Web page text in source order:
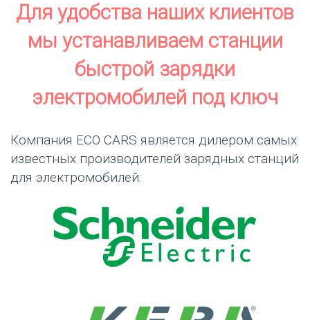
Для удобства наших клиентов
мы устанавливаем станции
быстрой зарядки
электромобилей под ключ
Компания ЕСО CARS является дилером самых
известных производителей зарядных станций
для электромобилей: